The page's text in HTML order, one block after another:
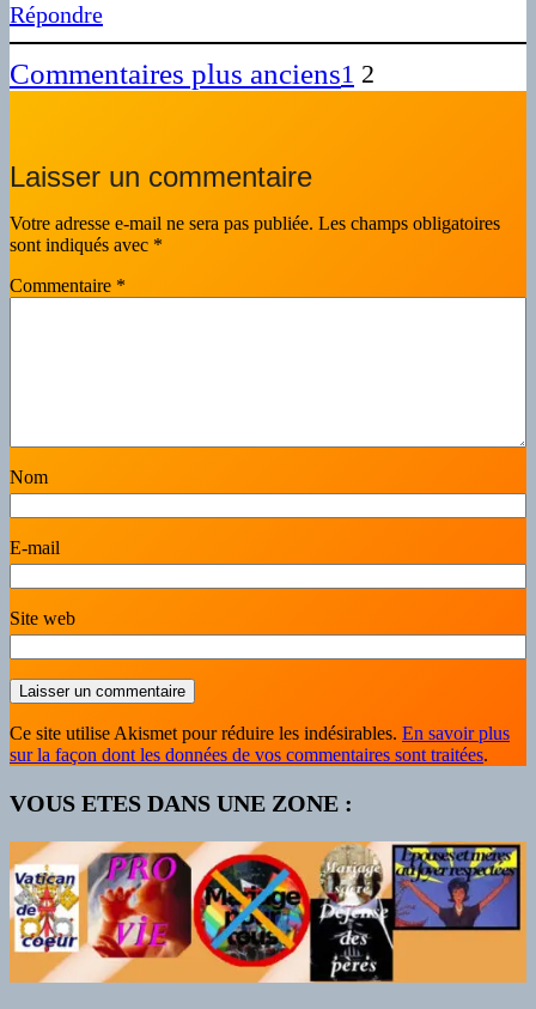
Répondre
Commentaires plus anciens1 2
Laisser un commentaire
Votre adresse e-mail ne sera pas publiée. Les champs obligatoires
sont indiqués avec *
Commentaire *
Nom
E-mail
Site web
Ce site utilise Akismet pour réduire les indésirables. En savoir plus
sur la façon dont les données de vos commentaires sont traitées.
VOUS ETES DANS UNE ZONE :